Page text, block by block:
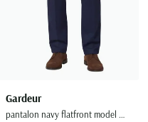
Gardeur
pantalon navy flatfront model modern fit